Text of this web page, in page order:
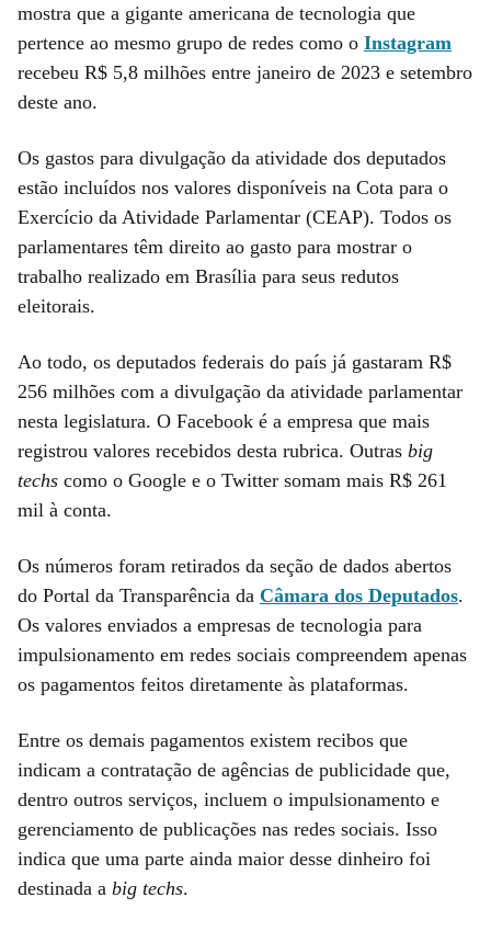
mostra que a gigante americana de tecnologia que
pertence ao mesmo grupo de redes como o Instagram
recebeu R$ 5,8 milhões entre janeiro de 2023 e setembro
deste ano.
Os gastos para divulgação da atividade dos deputados
estão incluídos nos valores disponíveis na Cota para o
Exercício da Atividade Parlamentar (CEAP). Todos os
parlamentares têm direito ao gasto para mostrar o
trabalho realizado em Brasília para seus redutos
eleitorais.
Ao todo, os deputados federais do país já gastaram R$
256 milhões com a divulgação da atividade parlamentar
nesta legislatura. O Facebook é a empresa que mais
registrou valores recebidos desta rubrica. Outras big
techs como o Google e o Twitter somam mais R$ 261
mil à conta.
Os números foram retirados da seção de dados abertos
do Portal da Transparência da Câmara dos Deputados.
Os valores enviados a empresas de tecnologia para
impulsionamento em redes sociais compreendem apenas
os pagamentos feitos diretamente às plataformas.
Entre os demais pagamentos existem recibos que
indicam a contratação de agências de publicidade que,
dentro outros serviços, incluem o impulsionamento e
gerenciamento de publicações nas redes sociais. Isso
indica que uma parte ainda maior desse dinheiro foi
destinada a big techs.